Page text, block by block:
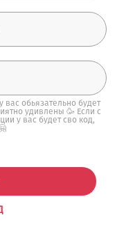
обьязательно будет
удивлены 🥳 Если с
у вас будет сво код,